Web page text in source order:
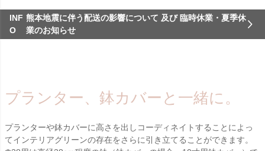
INF
O
熊本地震に伴う配送の影響について 及び 臨時休業・夏季休
業のお知らせ
プランター、鉢カバーと一緒に。
プランターや鉢カバーに高さを出しコーディネイトすることによっ
てインテリアグリーンの存在をさらに引き立てることができます。